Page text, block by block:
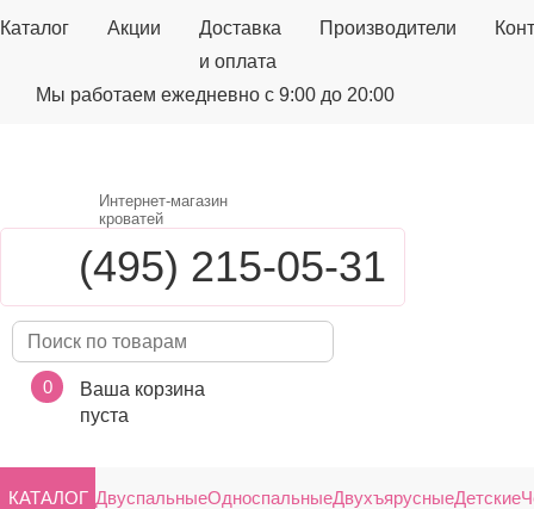
Каталог Акции
Доставка
и оплата
Производители
Мы работаем ежедневно с 9:00 до 20:00
Интернет-магазин
кроватей
(495) 215-05-31
0
Ваша корзина
пуста
КАТАЛОГ ДвуспальныеОдноспальныеДвухъярусныеДетские